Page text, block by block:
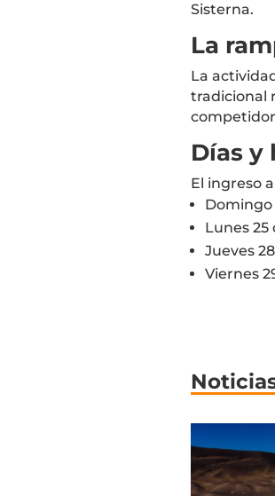
Sisterna.
La
La
tradicional
Días y
El ingreso
Domingo
Lunes 25
Jueves
Viernes